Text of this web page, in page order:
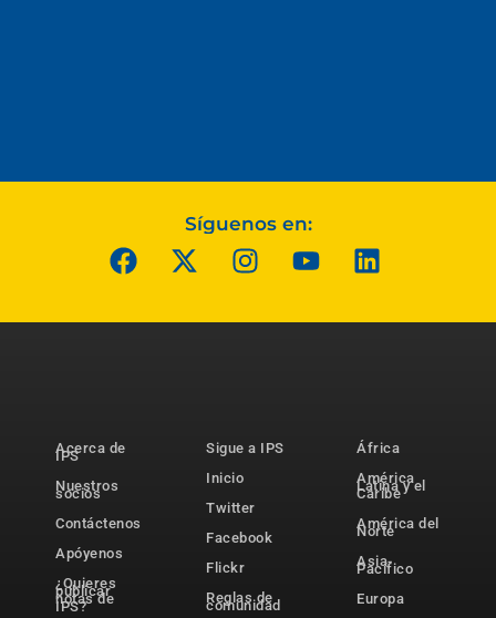
Síguenos en:
Acerca de
IPS
Nuestros
socios
Contáctenos
Apóyenos
¿Quieres
publicar
notas de
IPS?
Sigue a IPS
Inicio
Twitter
Facebook
Flickr
Reglas de
comunidad
África
América
Latina y el
Caribe
América del
Norte
Asia-
Pacífico
Europa